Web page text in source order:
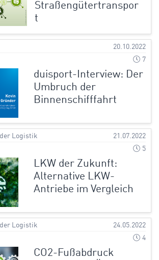
Straßengütertranspor
t
20.10.2022
7
duisport-Interview: Der
Umbruch der
Binnenschifffahrt
Logistik
21.07.2022
5
LKW der Zukunft:
Alternative LKW-
Antriebe im Vergleich
Logistik
24.05.2022
4
CO2-Fußabdruck